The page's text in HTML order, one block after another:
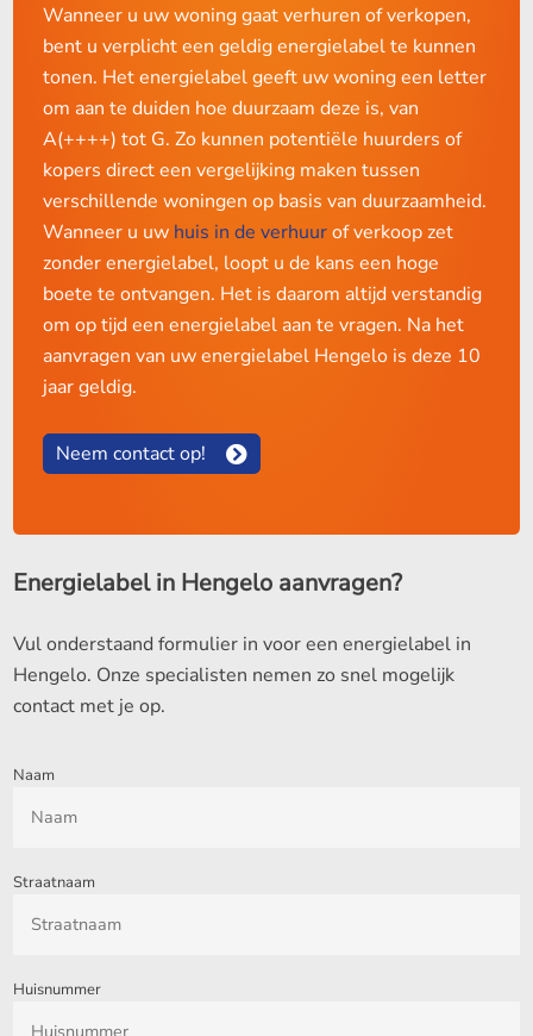
Wanneer u uw woning gaat verhuren of verkopen,
bent u verplicht een geldig energielabel te kunnen
tonen. Het energielabel geeft uw woning een letter
om aan te duiden hoe duurzaam deze is, van
A(++++) tot G. Zo kunnen potentiële huurders of
kopers direct een vergelijking maken tussen
verschillende woningen op basis van duurzaamheid.
Wanneer u uw huis in de verhuurof verkoop zet
zonder energielabel, loopt u de kans een hoge
boete te ontvangen. Het is daarom altijd verstandig
om op tijd een energielabel aan te vragen. Na het
aanvragen van uw energielabel Hengelo is deze 10
jaar geldig.
Neem contact op!
Energielabel in Hengelo aanvragen?
Vul onderstaand formulier in voor een energielabel in
Hengelo. Onze specialisten nemen zo snel mogelijk
contact met je op.
Naam
Straatnaam
Huisnummer